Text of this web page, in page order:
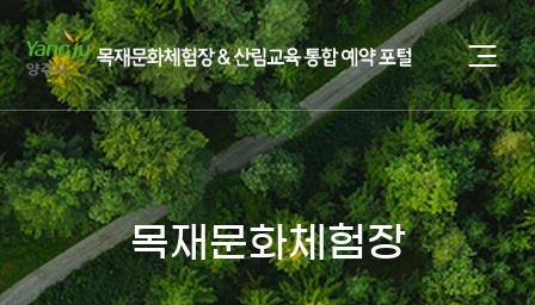
목재문화체험장